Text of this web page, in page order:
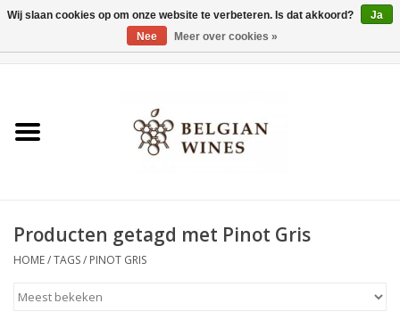
Wijnen
Wijnbar Antwerpen
Producten getagd met Pinot Gris
HOME/TAGS/ PINOT GRIS
Wij slaan cookies op om onze website te verbeteren. Is dat akkoord?
Ja
Nee
Meer over cookies »